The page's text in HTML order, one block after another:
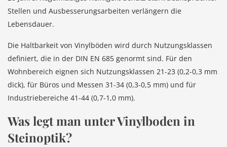
Stellen und Ausbesserungsarbeiten verlängern die
Lebensdauer.
Die Haltbarkeit von Vinylböden wird durch Nutzungsklassen
definiert, die in der DIN EN 685 genormt sind. Für den
Wohnbereich eignen sich Nutzungsklassen 21-23 (0,2-0,3 mm
dick), für Büros und Messen 31-34 (0,3-0,5 mm) und für
Industriebereiche 41-44 (0,7-1,0 mm).
Was legt man unter Vinylboden in
Steinoptik?